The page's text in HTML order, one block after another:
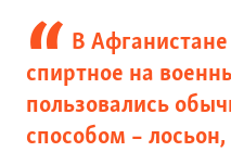
В
спиртное на
пользовались
способом –